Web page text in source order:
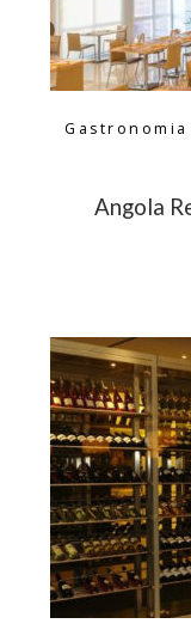
Gastronomia
Angola